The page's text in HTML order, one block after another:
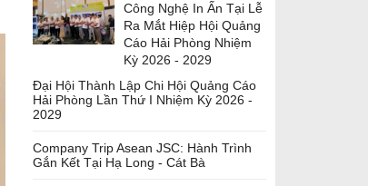
Công Nghệ In Ấn Tại Lễ
Ra Mắt Hiệp Hội Quảng
Cáo Hải Phòng Nhiệm
Kỳ 2026 - 2029
Đại Hội Thành Lập Chi Hội Quảng Cáo
Hải Phòng Lần Thứ I Nhiệm Kỳ 2026 -
2029
Company Trip Asean JSC: Hành Trình
Gắn Kết Tại Hạ Long - Cát Bà